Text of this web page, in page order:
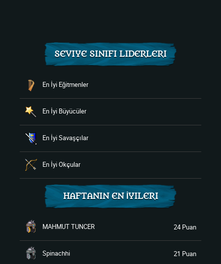
SEVIYE SINIFI LIDERLERI
En İyi Eğitmenler
En İyi Büyücüler
En İyi Savaşçılar
En İyi Okçular
HAFTANIN EN İYILERI
MAHMUT TUNCER 24 Puan
Spinachhi 21 Puan